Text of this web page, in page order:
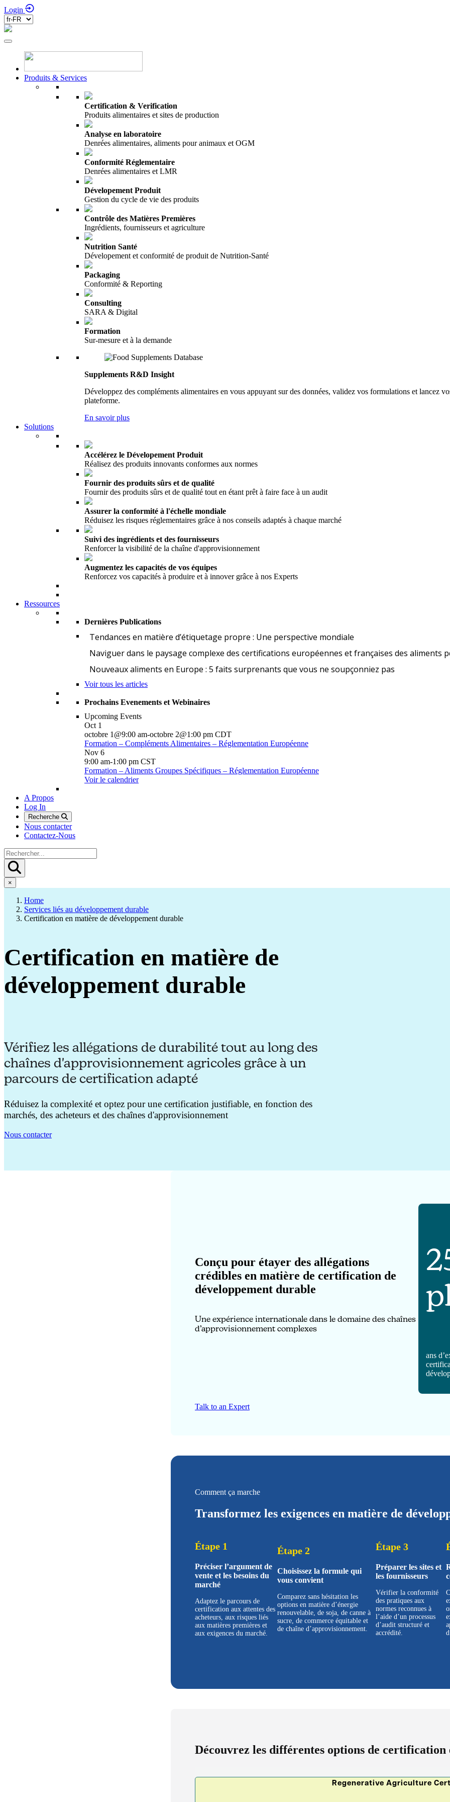
Login
Produits & Services
Certification & Verification
Produits alimentaires et sites de production
Analyse en laboratoire
Denrées alimentaires, aliments pour animaux et OGM
Conformité Réglementaire
Denrées alimentaires et LMR
Dévelopement Produit
Gestion du cycle de vie des produits
Contrôle des Matières Premières
Ingrédients, fournisseurs et agriculture
Nutrition Santé
Dévelopement et conformité de produit de Nutrition-Santé
Packaging
Conformité & Reporting
Consulting
SARA & Digital
Formation
Sur-mesure et à la demande
Supplements R&D Insight
Développez des compléments alimentaires en vous appuyant sur des données, validez vos formulations et lancez
plateforme.
En savoir plus
Solutions
Accélérez le Dévelopement Produit
Réalisez des produits innovants conformes aux normes
Fournir des produits sûrs et de qualité
Fournir des produits sûrs et de qualité tout en étant prêt à faire face à un audit
Assurer la conformité à l'échelle mondiale
Réduisez les risques réglementaires grâce à nos conseils adaptés à chaque marché
Suivi des ingrédients et des fournisseurs
Renforcer la visibilité de la chaîne d'approvisionnement
Augmentez les capacités de vos équipes
Renforcez vos capacités à produire et à innover grâce à nos Experts
Ressources
Dernières Publications
Tendances en matière d’étiquetage propre : Une perspective mondiale
Naviguer dans le paysage complexe des certifications européennes et françaises des aliments
Nouveaux aliments en Europe : 5 faits surprenants que vous ne soupçonniez pas
Voir tous les articles
Prochains Evenements et Webinaires
Upcoming Events
Oct 1
octobre 1@9:00 am-octobre 2@1:00 pm CDT
Formation – Compléments Alimentaires – Réglementation Européenne
Nov 6
9:00 am-1:00 pm CST
Formation – Aliments Groupes Spécifiques – Réglementation Européenne
Voir le calendrier
A Propos
Log In
Recherche
Nous contacter
Contactez-Nous
×
Home
Services liés au développement durable
Certification en matière de développement durable
Certification en matière de
développement durable
Vérifiez les allégations de durabilité tout au long des
chaînes d'approvisionnement agricoles grâce à un
parcours de certification adapté
Réduisez la complexité et optez pour une certification justifiable, en fonction des
marchés, des acheteurs et des chaînes d'approvisionnement
Nous contacter
Conçu pour étayer des allégations
crédibles en matière de certification de
développement durable
Une expérience internationale dans le domaine des chaînes
d’approvisionnement complexes
ans
Talk to an Expert
Comment ça marche
Transformez les exigences en matière de
Étape 1
Préciser l’argument de
vente et les besoins du
marché
Adaptez le parcours de
certification aux attentes des
acheteurs, aux risques liés
aux matières premières et
aux exigences du marché.
Étape 2
Choisissez la formule qui
vous convient
Comparez sans hésitation les
options en matière d’énergie
renouvelable, de soja, de canne à
sucre, de commerce équitable et
de chaîne d’approvisionnement.
Étape 3
Préparer les sites et
les fournisseurs
Vérifier la conformité
des pratiques aux
normes reconnues à
l’aide d’un processus
d’audit structuré et
accrédité.
Découvrez les différentes options de
Regenerative Agriculture